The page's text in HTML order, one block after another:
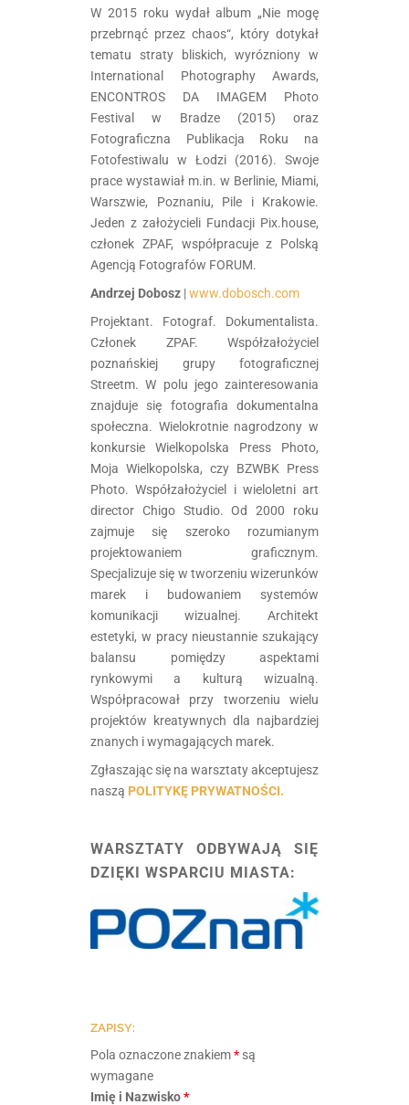
W 2015 roku wydał album „Nie mogę
przebrnąć przez chaos“, który dotykał
tematu straty bliskich, wyrózniony w
International Photography Awards,
ENCONTROS DA IMAGEM Photo
Festival w Bradze (2015) oraz
Fotograficzna Publikacja Roku na
Fotofestiwalu w Łodzi (2016). Swoje
prace wystawiał m.in. w Berlinie, Miami,
Warszwie, Poznaniu, Pile i Krakowie.
Jeden z założycieli Fundacji Pix.house,
członek ZPAF, współpracuje z Polską
Agencją Fotografów FORUM.
Andrzej Dobosz |www.dobosch.com
Projektant. Fotograf. Dokumentalista.
Członek ZPAF. Współzałożyciel
poznańskiej grupy fotograficznej
Streetm. W polu jego zainteresowania
znajduje się fotografia dokumentalna
społeczna. Wielokrotnie nagrodzony w
konkursie Wielkopolska Press Photo,
Moja Wielkopolska, czy BZWBK Press
Photo. Współzałożyciel i wieloletni art
director Chigo Studio. Od 2000 roku
zajmuje się szeroko rozumianym
projektowaniem graficznym.
Specjalizuje się w tworzeniu wizerunków
marek i budowaniem systemów
komunikacji wizualnej. Architekt
estetyki, w pracy nieustannie szukający
balansu pomiędzy aspektami
rynkowymi a kulturą wizualną.
Współpracował przy tworzeniu wielu
projektów kreatywnych dla najbardziej
znanych i wymagających marek.
Zgłaszając się na warsztaty akceptujesz
naszą POLITYKĘ PRYWATNOŚCI.
WARSZTATY ODBYWAJĄ SIĘ
DZIĘKI WSPARCIU MIASTA:
ZAPISY:
Pola oznaczone znakiem* są
wymagane
Imię i Nazwisko*